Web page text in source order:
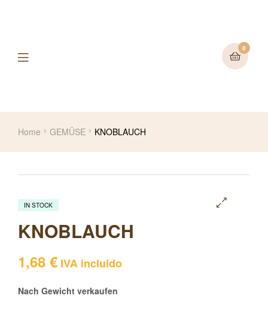
0
Home GEMÜSE KNOBLAUCH
IN STOCK
KNOBLAUCH
1,68 € IVA incluido
Nach Gewicht verkaufen